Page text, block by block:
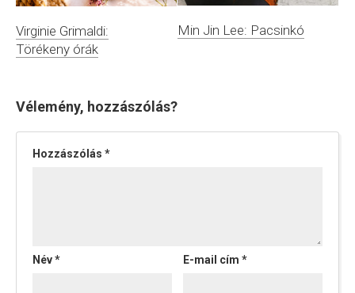
Virginie Grimaldi:
Törékeny órák
Min Jin Lee: Pacsinkó
Vélemény, hozzászólás?
Hozzászólás *
Név* E-mail cím*